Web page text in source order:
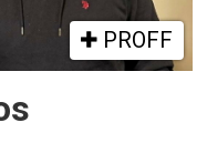
PROFF